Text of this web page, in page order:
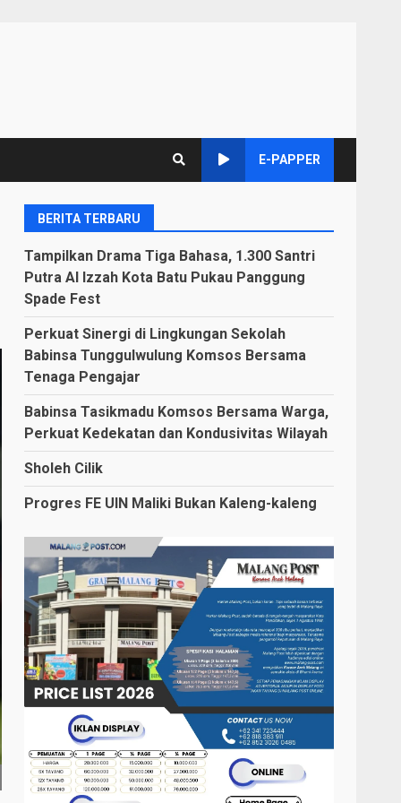
E-PAPPER
BERITA TERBARU
Tampilkan Drama Tiga Bahasa, 1.300 Santri
Putra Al Izzah Kota Batu Pukau Panggung
Spade Fest
Perkuat Sinergi di Lingkungan Sekolah
Babinsa Tunggulwulung Komsos Bersama
Tenaga Pengajar
Babinsa Tasikmadu Komsos Bersama Warga,
Perkuat Kedekatan dan Kondusivitas Wilayah
Sholeh Cilik
Progres FE UIN Maliki Bukan Kaleng-kaleng